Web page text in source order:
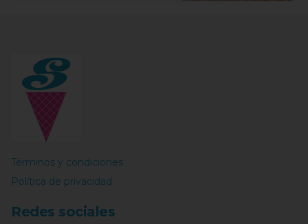
Términos y condiciones
Política de privacidad
Redes sociales